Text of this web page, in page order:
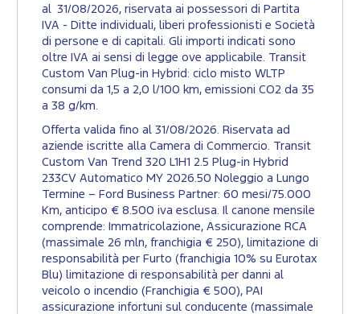
al 31/08/2026, riservata ai possessori di Partita
IVA - Ditte individuali, liberi professionisti e Società
di persone e di capitali. Gli importi indicati sono
oltre IVA ai sensi di legge ove applicabile. Transit
Custom Van Plug-in Hybrid: ciclo misto WLTP
consumi da 1,5 a 2,0 l/100 km, emissioni CO2 da 35
a 38 g/km.​
Offerta valida fino al 31/08/2026. Riservata ad
aziende iscritte alla Camera di Commercio. Transit
Custom Van Trend 320 L1H1 2.5 Plug-in Hybrid
233CV Automatico MY 2026.50 Noleggio a Lungo
Termine – Ford Business Partner: 60 mesi/75.000
Km, anticipo € 8.500 iva esclusa. Il canone mensile
comprende: Immatricolazione, Assicurazione RCA
(massimale 26 mln, franchigia € 250), limitazione di
responsabilità per Furto (franchigia 10% su Eurotax
Blu) limitazione di responsabilità per danni al
veicolo o incendio (Franchigia € 500), PAI
assicurazione infortuni sul conducente (massimale